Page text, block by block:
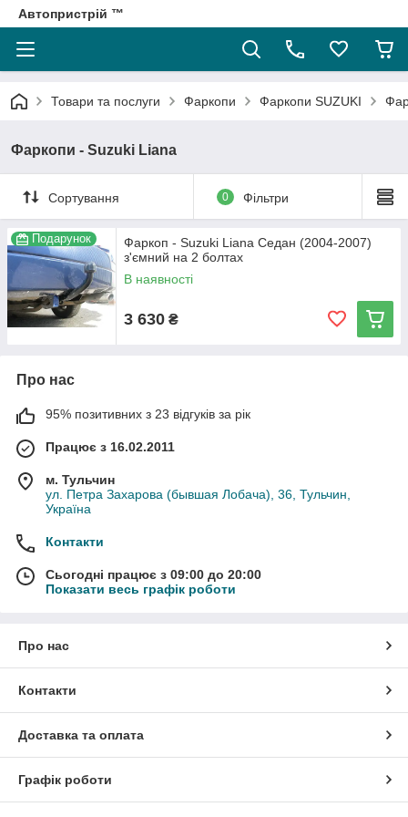
Автопристрій ™
Товари та послуги Фаркопи Фаркопи SUZUKI
Фаркопи - Suzuki Liana
Сортування 0 Фільтри
Подарунок
Фаркоп - Suzuki Liana Седан (2004-2007)
з'ємний на 2 болтах
В наявності
3 630 ₴
Про нас
95% позитивних з 23 відгуків за рік
Працює з 16.02.2011
м. Тульчин
ул. Петра Захарова (бывшая Лобача), 36, Тульчин,
Україна
Контакти
Сьогодні працює з 09:00 до 20:00
Показати весь графік роботи
Про нас
Контакти
Доставка та оплата
Графік роботи